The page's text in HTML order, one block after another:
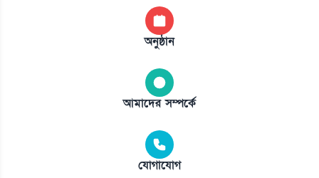
অনুষ্ঠান
আমাদের সম্পর্কে
যোগাযোগ